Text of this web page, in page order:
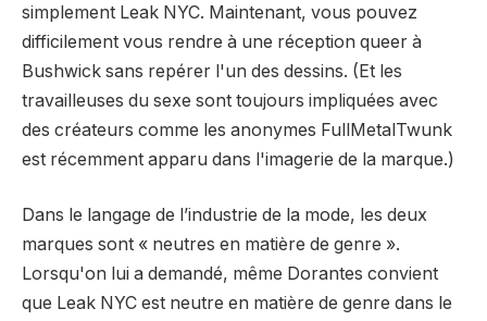
simplement Leak NYC. Maintenant, vous pouvez
difficilement vous rendre à une réception queer à
Bushwick sans repérer l'un des dessins. (Et les
travailleuses du sexe sont toujours impliquées avec
des créateurs comme les anonymes FullMetalTwunk
est récemment apparu dans l'imagerie de la marque.)
Dans le langage de l’industrie de la mode, les deux
marques sont « neutres en matière de genre ».
Lorsqu'on lui a demandé, même Dorantes convient
que Leak NYC est neutre en matière de genre dans le